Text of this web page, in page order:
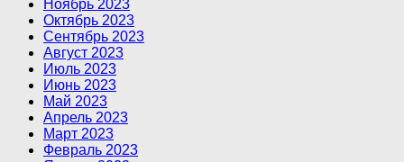
Ноябрь 2023
Октябрь 2023
Сентябрь 2023
Август 2023
Июль 2023
Июнь 2023
Май 2023
Апрель 2023
Март 2023
Февраль 2023